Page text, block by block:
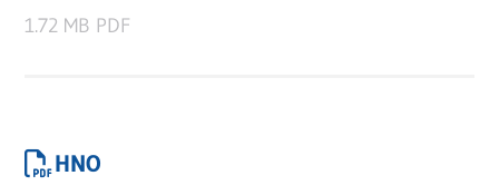
1.72 MB PDF
HNO